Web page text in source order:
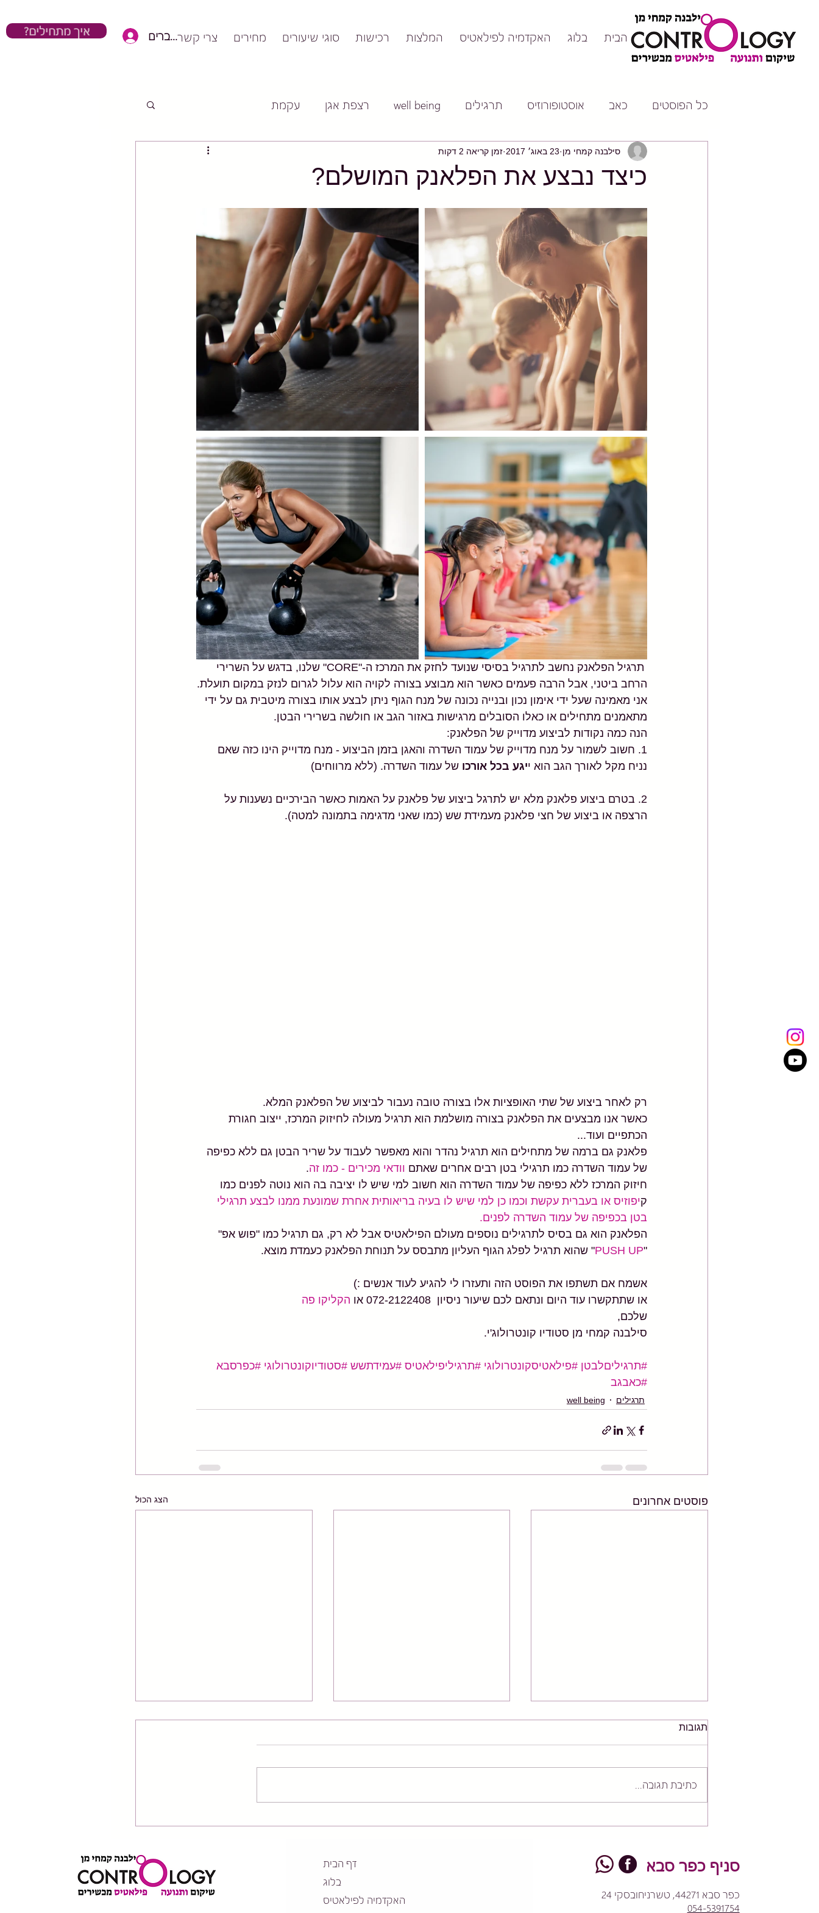
?איך מתחילים כניסת חברים דף הבית בלוג האקדמיה לפילאטיס המלצות רכישות סוגי שיעורים מחירים צרי קשר
כל הפוסטים כאב אוסטופורוזיס תרגילים well being רצפת אגן עקמת
כיצד נבצע את הפלאנק המושלם?
סילבנה קמחי מן 23 באוג׳ 2017 זמן קריאה 2 דקות
תרגיל הפלאנק נחשב לתרגיל בסיסי שנועד לחזק את המרכז ה-"CORE" שלנו, בדגש על השרירי
הרחב ביטני, אבל הרבה פעמים כאשר הוא מבוצע בצורה לקויה הוא עלול לגרום לנזק במקום תועלת.
אני מאמינה שעל ידי אימון נכון ובנייה נכונה של מנח הגוף ניתן לבצע אותו בצורה מיטבית גם על ידי
מתאמנים מתחילים או כאלו הסובלים מרגישות באזור הגב או חולשה בשרירי הבטן.
הנה כמה נקודות לביצוע מדוייק של הפלאנק:
1. חשוב לשמור על מנח מדוייק של עמוד השדרה והאגן בזמן הביצוע - מנח מדוייק הינו כזה שאם
נניח מקל לאורך הגב הוא ייגע בכל אורכו של עמוד השדרה. (ללא מרווחים)
2. בטרם ביצוע פלאנק מלא יש לתרגל ביצוע של פלאנק על האמות כאשר הבירכיים נשענות על
הרצפה או ביצוע של חצי פלאנק מעמידת שש (כמו שאני מדגימה בתמונה למטה).
רק לאחר ביצוע של שתי האופציות אלו בצורה טובה נעבור לביצוע של הפלאנק המלא.
כאשר אנו מבצעים את הפלאנק בצורה מושלמת הוא תרגיל מעולה לחיזוק המרכז, ייצוב חגורת
הכתפיים ועוד...
פלאנק גם ברמה של מתחילים הוא תרגיל נהדר והוא מאפשר לעבוד על שריר הבטן גם ללא כפיפה
של עמוד השדרה כמו תרגילי בטן רבים אחרים שאתם וודאי מכירים - כמו זה.
חיזוק המרכז ללא כפיפה של עמוד השדרה הוא חשוב למי שיש לו יציבה בה הוא נוטה לפנים כמו
קיפוזיס או בעברית עקשת וכמו כן למי שיש לו בעיה בריאותית אחרת שמונעת ממנו לבצע תרגילי
בטן בכפיפה של עמוד השדרה לפנים.
הפלאנק הוא גם בסיס לתרגילים נוספים מעולם הפילאטיס אבל לא רק, גם תרגיל כמו "פוש אפ"
"
PUSH UP" שהוא תרגיל לפלג הגוף העליון מתבסס על תנוחת הפלאנק כעמדת מוצא.
אשמח אם תשתפו את הפוסט הזה ותעזרו לי להגיע לעוד אנשים :)
או שתתקשרו עוד היום ונתאם לכם שיעור ניסיון  072-2122408 או
הקליקו פה
שלכם,
סילבנה קמחי מן סטודיו קונטרולוג'י.
#תרגיליםלבטן #פילאטיסקונטרולוגי #תרגיליפילאטיס #עמידתשש #סטודיוקונטרולוגי #כפרסבא
#כאבגב
תרגילים well being
פוסטים אחרונים הצג הכול
תגובות
כתיבת תגובה...
דף הבית
בלוג
האקדמיה לפילאטיס
סניף כפר סבא
כפר סבא 44271, טשרניחובסקי 24
054-5391754